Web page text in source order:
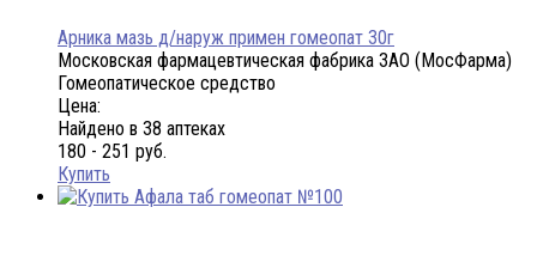
Арника мазь д/наруж примен гомеопат 30г
Московская фармацевтическая фабрика ЗАО (МосФарма)
Гомеопатическое средство
Цена:
Найдено в 38 аптеках
180 - 251 руб.
Купить